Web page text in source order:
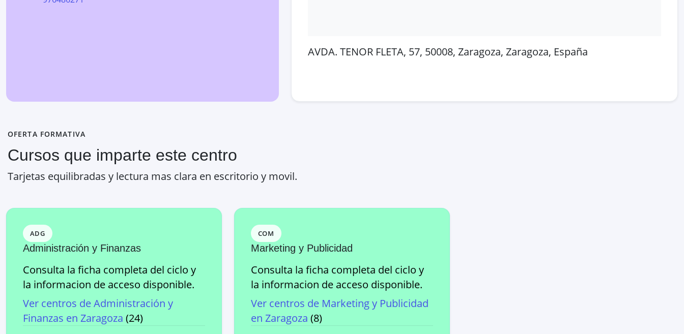
AVDA. TENOR FLETA, 57, 50008, Zaragoza, Zaragoza, España
OFERTA FORMATIVA
Cursos que imparte este centro
Tarjetas equilibradas y lectura mas clara en escritorio y movil.
ADG
Administración y Finanzas
Consulta la ficha completa del ciclo y
la informacion de acceso disponible.
Ver centros deAdministración y
Finanzas en Zaragoza (24)
COM
Marketing y Publicidad
Consulta la ficha completa del ciclo y
la informacion de acceso disponible.
Ver centros de Marketing y Publicidad
en Zaragoza (8)